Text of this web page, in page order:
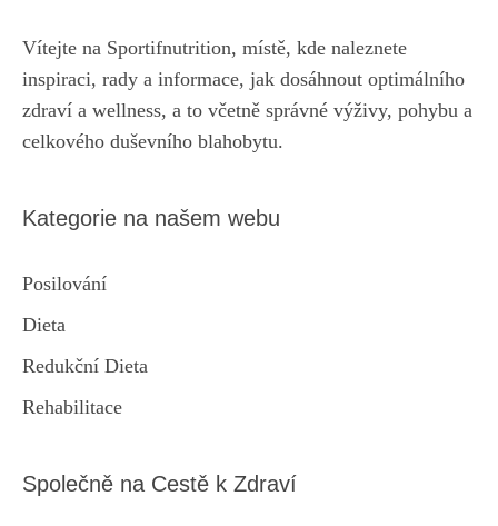
Vítejte na Sportifnutrition, místě, kde naleznete
inspiraci, rady a informace, jak dosáhnout optimálního
zdraví a wellness, a to včetně správné výživy, pohybu a
celkového duševního blahobytu.
Kategorie na našem webu
Posilování
Dieta
Redukční Dieta
Rehabilitace
Společně na Cestě k Zdraví